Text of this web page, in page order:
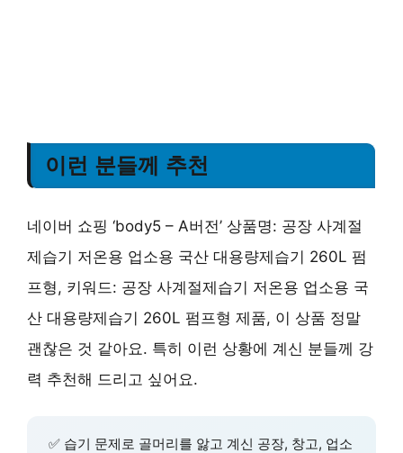
이런 분들께 추천
네이버 쇼핑 ‘body5 – A버전’ 상품명: 공장 사계절
제습기 저온용 업소용 국산 대용량제습기 260L 펌
프형, 키워드: 공장 사계절제습기 저온용 업소용 국
산 대용량제습기 260L 펌프형 제품, 이 상품 정말
괜찮은 것 같아요. 특히 이런 상황에 계신 분들께 강
력 추천해 드리고 싶어요.
✅ 습기 문제 로 골머리를 앓고 계신 공장, 창고, 업소